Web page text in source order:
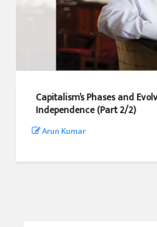
Capitalism’s Phases and
Independence (Part 2/2)
Arun Kumar